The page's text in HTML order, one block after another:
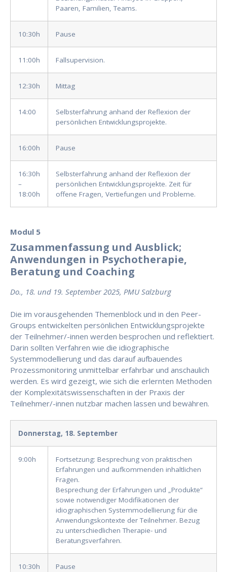
Paaren, Familien, Teams.
10:30h Pause
11:00h Fallsupervision.
12:30h Mittag
14:00
Selbsterfahrung anhand der Reflexion der
persönlichen Entwicklungsprojekte.
16:00h Pause
16:30h
–
18:00h
Selbsterfahrung anhand der Reflexion der
persönlichen Entwicklungsprojekte. Zeit für
offene Fragen, Vertiefungen und Probleme.
Modul 5
Zusammenfassung und Ausblick;
Anwendungen in Psychotherapie,
Beratung und Coaching
Do., 18. und 19. September 2025, PMU Salzburg
Die im vorausgehenden Themenblock und in den Peer-
Groups entwickelten persönlichen Entwicklungsprojekte
der Teilnehmer/-innen werden besprochen und reflektiert.
Darin sollten Verfahren wie die idiographische
Systemmodellierung und das darauf aufbauendes
Prozessmonitoring unmittelbar erfahrbar und anschaulich
werden. Es wird gezeigt, wie sich die erlernten Methoden
der Komplexitätswissenschaften in der Praxis der
Teilnehmer/-innen nutzbar machen lassen und bewähren.
Donnerstag, 18. September
9:00h
Fortsetzung: Besprechung von praktischen
Erfahrungen und aufkommenden inhaltlichen
Fragen.
Besprechung der Erfahrungen und „Produkte“
sowie notwendiger Modifikationen der
idiographischen Systemmodellierung für die
Anwendungskontexte der Teilnehmer. Bezug
zu unterschiedlichen Therapie- und
Beratungsverfahren.
10:30h Pause